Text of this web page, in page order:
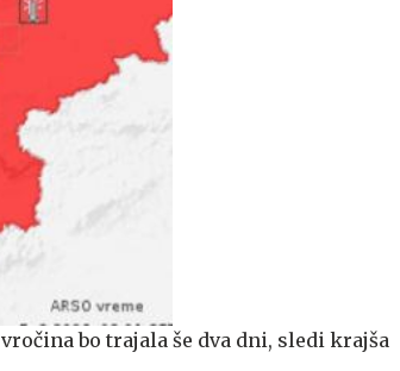
bo trajala še dva dni, sledi krajša